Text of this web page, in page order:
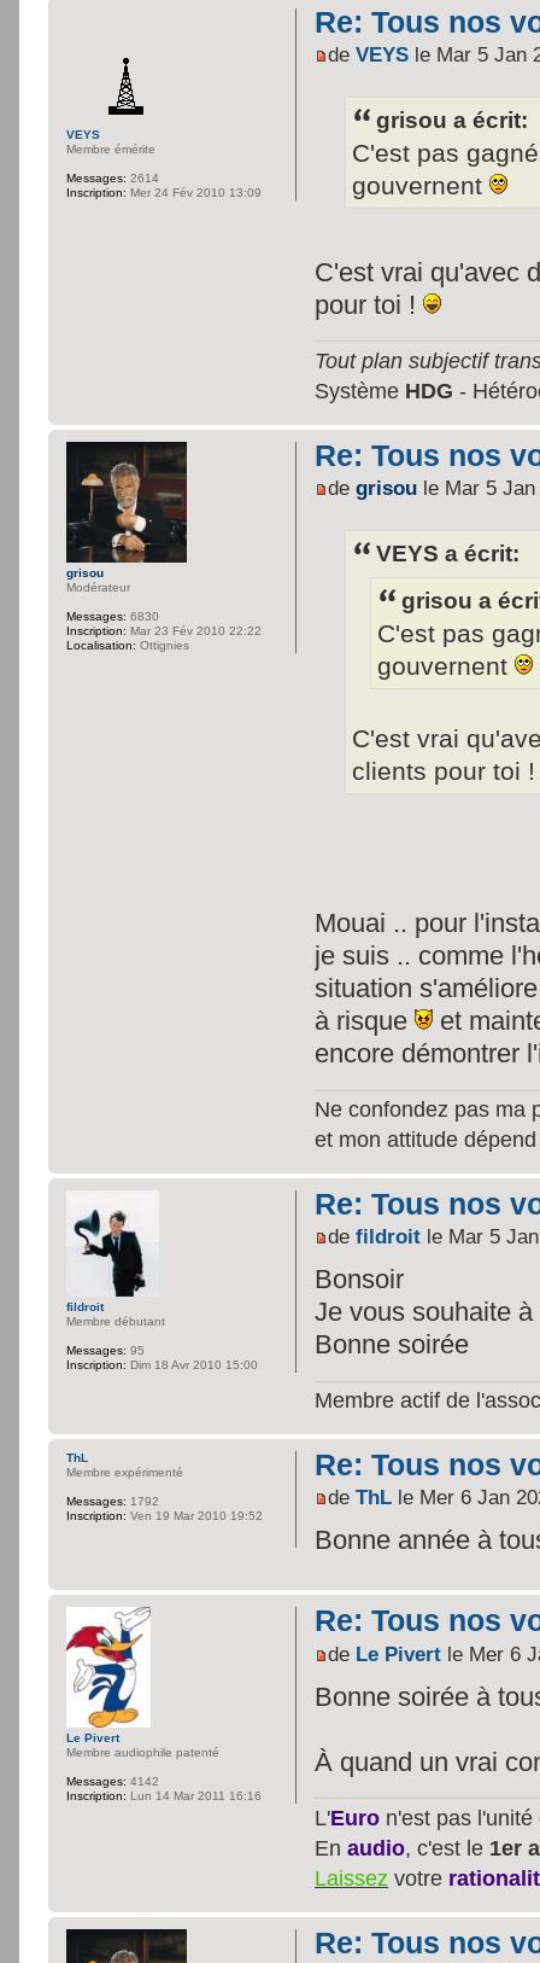
Re: Tous nos
deVEYS le Mar 5 Jan
grisou a écrit:
C'est pas
gouvernent
C'est vrai qu'avec
pour toi !
Tout plan subjectif
Système HDG -
VEYS
Membre émérite
Messages: 2614
Inscription: Mer 24 Fév 2010 13:09
Re: Tous nos
degrisou le Mar 5
VEYS a écrit:
grisou a
C'est pas
gouvernent
C'est vrai
clients pour toi
Mouai .. pour
je suis .. comme
situation
à risque
et
encore démontrer
Ne confondez pas ma
et mon attitude
grisou
Modérateur
Messages: 6830
Inscription: Mar 23 Fév 2010 22:22
Localisation: Ottignies
Re: Tous nos
defildroit le Mar 5
Bonsoir
Je vous souhaite
Bonne soirée
Membre actif de
fildroit
Membre débutant
Messages: 95
Inscription: Dim 18 Avr 2010 15:00
Re: Tous nos
deThL le Mer 6 Jan
Bonne année à
ThL
Membre expérimenté
Messages: 1792
Inscription: Ven 19 Mar 2010 19:52
Re: Tous nos
de Le Pivert le Mer 6
Bonne soirée à
À quand un vrai
L'Euro n'est pas
Enaudio, c'est le 1er
Laissez votre
Le Pivert
Membre audiophile patenté
Messages: 4142
Inscription: Lun 14 Mar 2011 16:16
Re: Tous nos